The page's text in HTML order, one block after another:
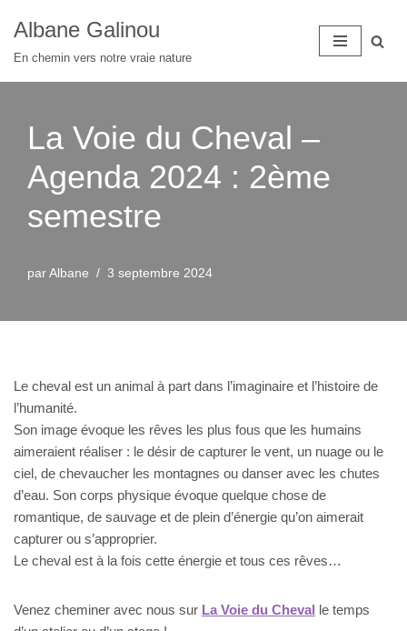
Albane Galinou
En chemin vers notre vraie nature
La Voie du Cheval –
Agenda 2024 : 2ème
semestre
par Albane 3 septembre 2024
Le cheval est un animal à part dans l’imaginaire et l’histoire de
l’humanité.
Son image évoque les rêves les plus fous que les humains
aimeraient réaliser : le désir de capturer le vent, un nuage ou le
ciel, de chevaucher les montagnes ou danser avec les chutes
d’eau. Son corps physique évoque quelque chose de
romantique, de sauvage et de plein d’énergie qu’on aimerait
capturer ou s’approprier.
Le cheval est à la fois cette énergie et tous ces rêves…
Venez cheminer avec nous sur La Voie du Cheval le temps